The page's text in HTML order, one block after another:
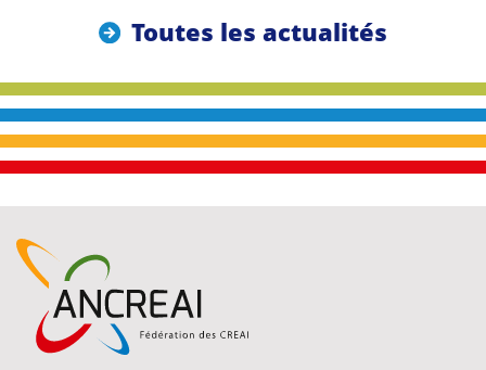
Toutes les actualités